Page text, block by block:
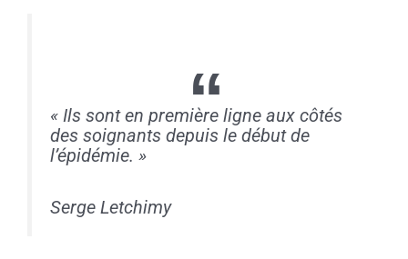
« Ils sont en première ligne aux côtés
des soignants depuis le début de
l’épidémie. »
Serge Letchimy